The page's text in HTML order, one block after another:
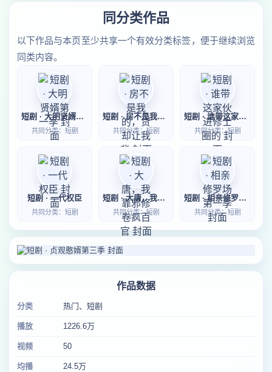
同分类作品
以下作品与本页至少共享一个有效分类标签，便于继续浏览
同类内容。
短剧 · 大明贤婿第一季
共同分类：短剧
短剧 · 房不是我的，贷却让我背
共同分类：短剧
短剧 · 谁带这家伙进修士圈的
共同分类：短剧
短剧 · 一代权臣
共同分类：短剧
短剧 · 大唐，我靠邪修卷疯百官
共同分类：短剧
短剧 · 相亲修罗场第一季
共同分类：短剧
作品数据
分类 热门、短剧
播放 1226.6万
视频 50
均播 24.5万